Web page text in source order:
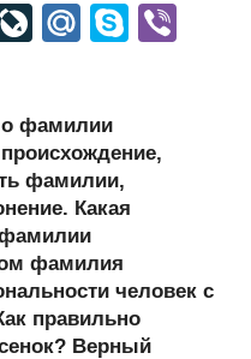
Bl
Li
J
o
ur
n
al
M
u
S
e
фамилии
фамилии,
Какая
фамилии
фамилия
человек с
правильно
Верный